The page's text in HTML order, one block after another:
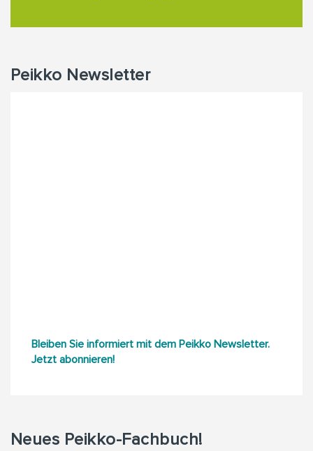
Peikko Newsletter
Bleiben Sie informiert mit dem Peikko Newsletter.
Jetzt abonnieren!
Neues Peikko-Fachbuch!